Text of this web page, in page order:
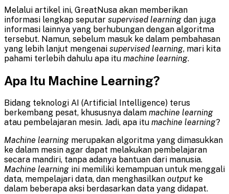
Melalui artikel ini, GreatNusa akan memberikan
informasi lengkap seputar supervised learning dan juga
informasi lainnya yang berhubungan dengan algoritma
tersebut. Namun, sebelum masuk ke dalam pembahasan
yang lebih lanjut mengenai supervised learning, mari kita
pahami terlebih dahulu apa itu machine learning.
Apa Itu Machine Learning?
Bidang teknologi AI (Artificial Intelligence) terus
berkembang pesat, khususnya dalam machine learning
atau pembelajaran mesin. Jadi, apa itu machine learning?
Machine learning merupakan algoritma yang dimasukkan
ke dalam mesin agar dapat melakukan pembelajaran
secara mandiri, tanpa adanya bantuan dari manusia.
Machine learning ini memiliki kemampuan untuk menggali
data, mempelajari data, dan menghasilkan output ke
dalam beberapa aksi berdasarkan data yang didapat.